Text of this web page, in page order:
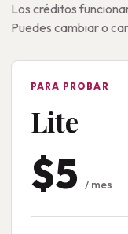
Los créditos
Puedes cambiar o
PARA PROBAR
Lite
$5 / mes